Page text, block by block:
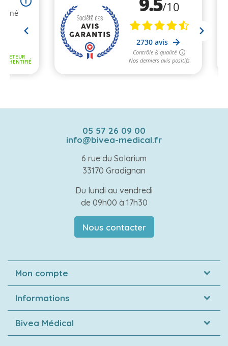
05 57 26 09 00
info@bivea-medical.fr
6 rue du Solarium
33170 Gradignan
Du lundi au vendredi
de 09h00 à 17h30
Nous contacter
Mon compte
Informations
Bivea Médical